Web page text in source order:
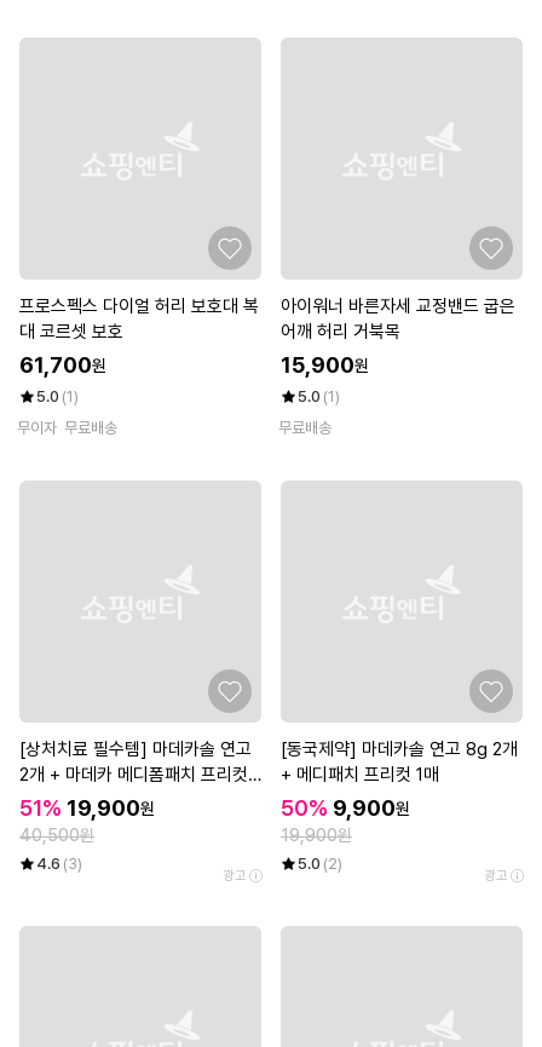
프로스펙스 다이얼 허리 보호대 복
대 코르셋 보호
61,700원
5.0 (1)
무이자 무료배송
아이워너 바른자세 교정밴드 굽은
어깨 허리 거북목
15,900원
5.0 (1)
무료배송
[상처치료 필수템] 마데카솔 연고
2개 + 마데카 메디폼패치 프리컷
2매*3개
51% 19,900원
40,500원
4.6 (3)
광고
[동국제약] 마데카솔 연고 8g 2개
+ 메디패치 프리컷 1매
50% 9,900원
19,900원
5.0 (2)
광고